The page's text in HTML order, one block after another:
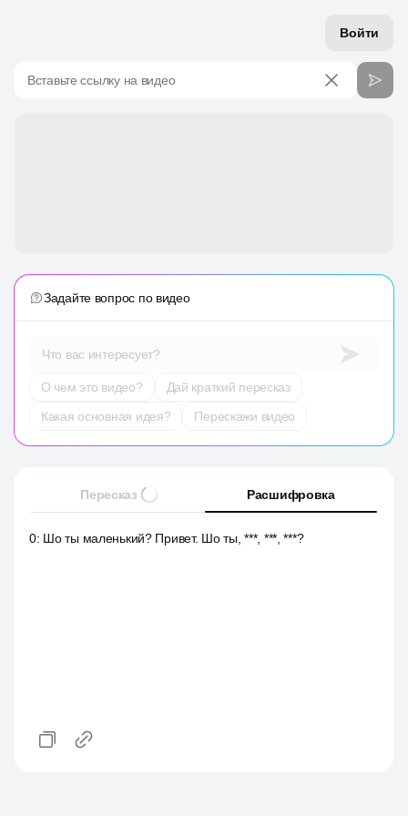
Войти
Вставьте ссылку на видео
Задайте вопрос по видео
Что вас интересует?
О чем это видео?
Дай краткий пересказ
Какая основная идея?
Перескажи видео
Пересказ Расшифровка
0: Шо ты маленький? Привет. Шо ты, ***, ***, ***?